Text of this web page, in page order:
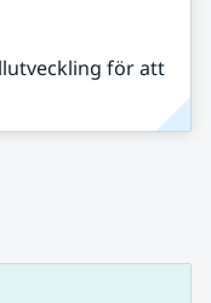
för att